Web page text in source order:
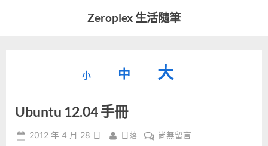
Zeroplex 生活隨筆
發
活
事
小
型
小。
中
重
型
大
字
Ubuntu 12.04 手冊
Posted
2012 年 4 月 28 日 By
日落
在
尚無留言